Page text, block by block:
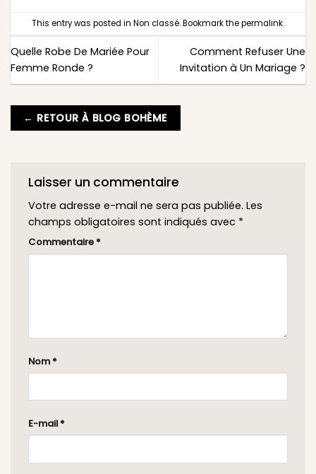
This entry was posted in Non classé. Bookmark thepermalink.
Quelle Robe De Mariée Pour
Femme Ronde ?
Comment Refuser Une
Invitation à Un Mariage ?
← RETOUR À BLOG BOHÈME
Laisser un commentaire
Votre adresse e-mail ne sera pas publiée. Les
champs obligatoires sont indiqués avec *
Commentaire *
Nom *
E-mail *